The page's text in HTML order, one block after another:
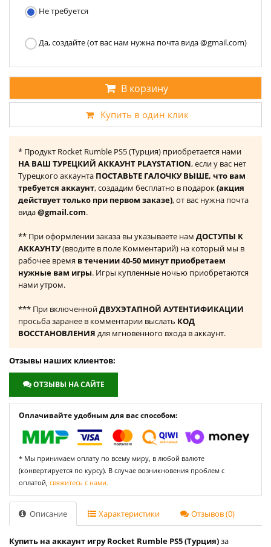
Не требуется
Да, создайте (от вас нам нужна почта вида @gmail.com)
В корзину
Купить в один клик
* Продукт Rocket Rumble PS5 (Турция) приобретается нами
НА ВАШ ТУРЕЦКИЙ АККАУНТ PLAYSTATION, если у вас нет
Турецкого аккаунта ПОСТАВЬТЕ ГАЛОЧКУ ВЫШЕ, что вам
требуется аккаунт, создадим бесплатно в подарок(акция
действует только при первом заказе), от вас нужна почта
вида@gmail.com.
** При оформлении заказа вы указываете нам ДОСТУПЫ К
АККАУНТУ(вводите в поле Комментарий) на который мы в
рабочее время в течении 40-50 минут приобретаем
нужные вам игры. Игры купленные ночью приобретаются
нами утром.
*** При включеннойДВУХЭТАПНОЙ АУТЕНТИФИКАЦИИ
просьба заранее в комментарии выслать КОД
ВОССТАНОВЛЕНИЯ для мгновенного входа в аккаунт.
Отзывы наших клиентов:
ОТЗЫВЫ НА САЙТЕ
Оплачивайте удобным для вас способом:
* Мы принимаем оплату по всему миру, в любой валюте
(конвертируется по курсу). В случае возникновения проблем с
оплатой, свяжитесь с нами.
Описание Характеристики Отзывов (0)
Купить на аккаунт игру Rocket Rumble PS5 (Турция)за